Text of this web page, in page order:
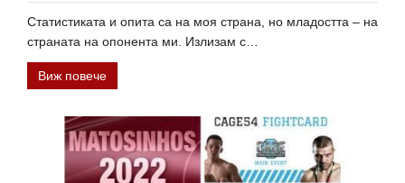
Статистиката и опита са на моя страна, но младостта – на
страната на опонента ми. Излизам с…
Виж повече